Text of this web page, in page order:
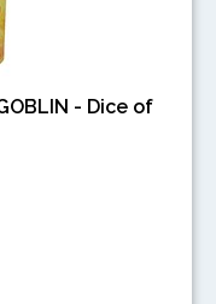
- Dice of